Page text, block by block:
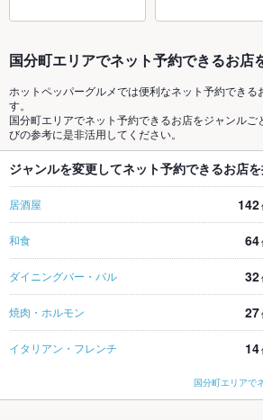
国分町エリアでネット予約できるお店
ホットペッパーグルメでは便利なネット予約できる
す。
国分町エリアでネット予約できるお店をジャンルご
びの参考に是非活用してください。
ジャンルを変更してネット予約できるお店
居酒屋 142
和食 64
ダイニングバー・バル 32
焼肉・ホルモン 27
イタリアン・フレンチ 14
国分町エリアで